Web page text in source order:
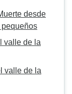
desde
pequeños
valle de la
valle de la